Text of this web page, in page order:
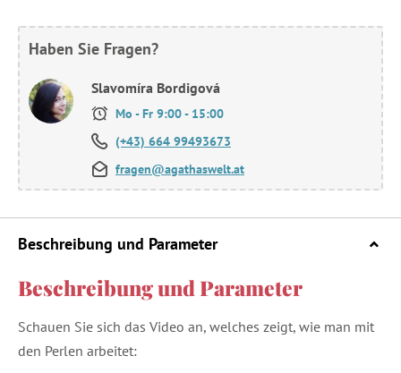
Haben Sie Fragen?
Slavomíra Bordigová
Mo - Fr 9:00 - 15:00
(+43) 664 99493673
fragen@agathaswelt.at
Beschreibung und Parameter
Beschreibung und Parameter
Schauen Sie sich das Video an, welches zeigt, wie man mit
den Perlen arbeitet: